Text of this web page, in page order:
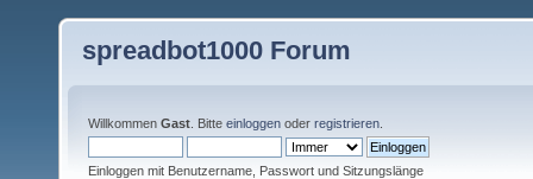
spreadbot1000 Forum
Willkommen Gast . Bitte einloggen oder registrieren
Einloggen mit Benutzername, Passwort und Sitzungslänge